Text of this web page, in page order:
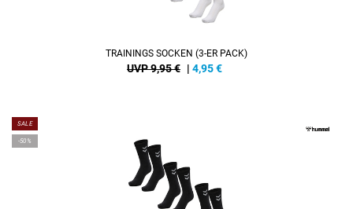
TRAININGS SOCKEN (3-ER PACK)
UVP 9,95 € | 4,95€
SALE
-50%